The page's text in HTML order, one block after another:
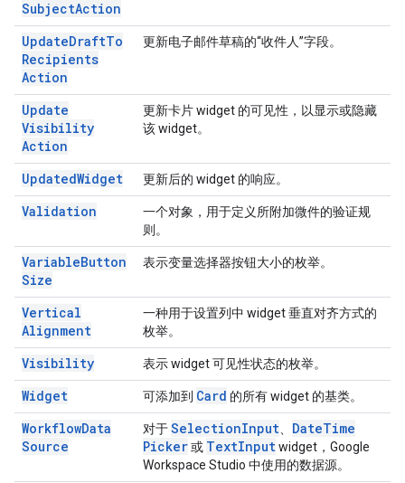
SubjectAction
UpdateDraftTo
Recipients
Action
更新电子邮件草稿的“收件人”字段。
Update
Visibility
Action
更新卡片 widget 的可见性，以显示或隐藏
该 widget。
UpdatedWidget 更新后的 widget 的响应。
Validation
一个对象，用于定义所附加微件的验证规
则。
VariableButton
Size
表示变量选择器按钮大小的枚举。
Vertical
Alignment
一种用于设置列中 widget 垂直对齐方式的
枚举。
Visibility 表示 widget 可见性状态的枚举。
Widget 可添加到 Card 的所有 widget 的基类。
WorkflowData
Source
对于SelectionInput DateTime
Picker或 TextInputwidget，Google
Workspace Studio 中使用的数据源。